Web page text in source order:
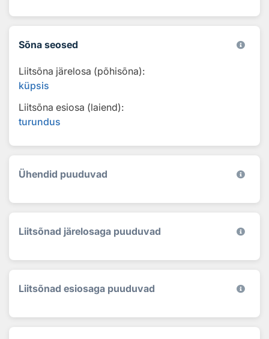
Sõna seosed
Liitsõna järelosa (põhisõna):
küpsis
Liitsõna esiosa (laiend):
turundus
Ühendid puuduvad
Liitsõnad järelosaga puuduvad
Liitsõnad esiosaga puuduvad